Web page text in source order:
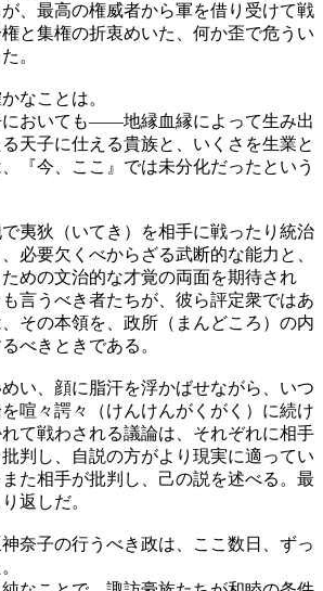
、最高の権威者から軍を借り受けて戦
と集権の折衷めいた、何か歪で危うい
。
なことは。
おいても――地縁血縁によって生み出
天子に仕える貴族と、いくさを生業と
『今、ここ』では未分化だったという
夷狄（いてき）を相手に戦ったり統治
必要欠くべからざる武断的な能力と、
めの文治的な才覚の両面を期待され
言うべき者たちが、彼ら評定衆ではあ
その本領を、政所（まんどころ）の内
べきときである。
い、顔に脂汗を浮かばせながら、いつ
喧々諤々（けんけんがくがく）に続け
て戦わされる議論は、それぞれに相手
判し、自説の方がより現実に適ってい
た相手が批判し、己の説を述べる。最
返しだ。
奈子の行うべき政は、ここ数日、ずっ